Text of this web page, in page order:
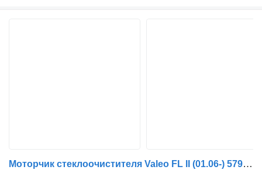
Моторчик стеклоочистителя Valeo FL II (01.06-) 579204 53671147 для тягача Volvo FL, FE (2005-2014)